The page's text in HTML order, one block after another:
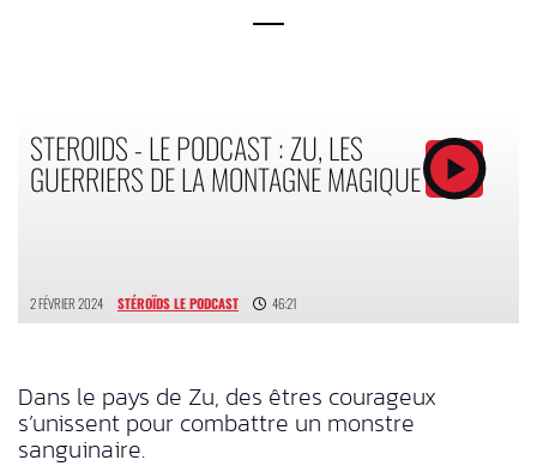
STEROIDS - LE PODCAST : ZU, LES
GUERRIERS DE LA MONTAGNE MAGIQUE
2 FÉVRIER 2024 STÉROÏDS LE PODCAST 46:21
Dans le pays de Zu, des êtres courageux
s’unissent pour combattre un monstre
sanguinaire.